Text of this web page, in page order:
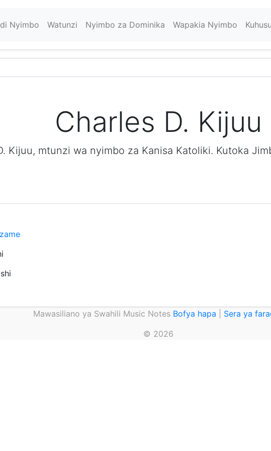
Nyimbo Watunzi Nyimbo za Dominika Wapakia Nyimbo
Charles D. Kijuu
Kijuu, mtunzi wa nyimbo za Kanisa Katoliki. Kutoka
Mawasiliano ya Swahili Music Notes Bofya hapa
Sera ya
© 2026